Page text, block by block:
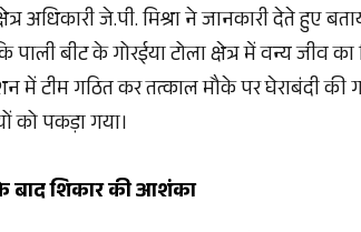
अधिकारी जे.पी. मिश्रा ने जानकारी देते हुए
पाली बीट के गोरईया टोला क्षेत्र में वन्य जीव
में टीम गठित कर तत्काल मौके पर घेराबंदी की
को पकड़ा गया।
बाद शिकार की आशंका